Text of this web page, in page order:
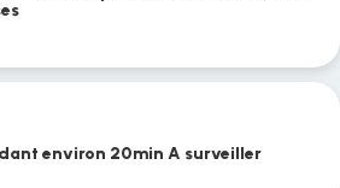
environ 20min A surveiller